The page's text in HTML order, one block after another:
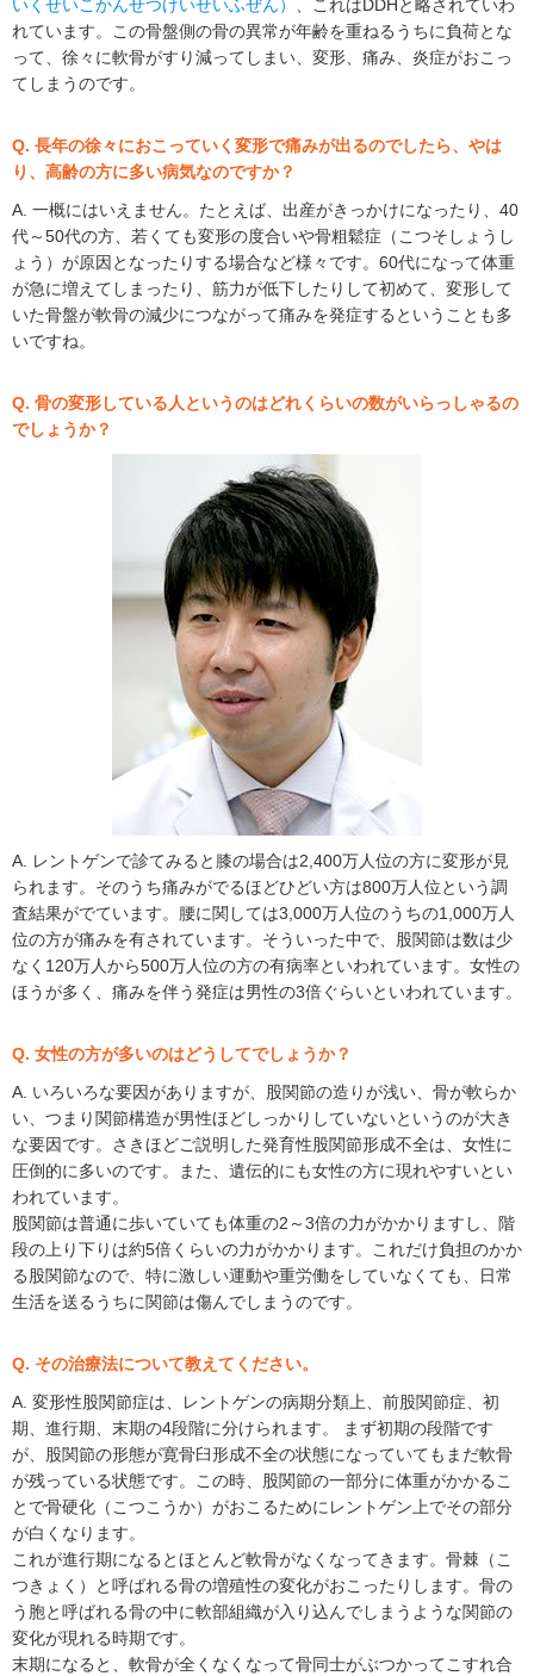
いくせいこかんせつけいせいふぜん）
、これはDDHと略されていわ
れています。この骨盤側の骨の異常が年齢を重ねるうちに負荷とな
って、徐々に軟骨がすり減ってしまい、変形、痛み、炎症がおこっ
てしまうのです。
Q. 長年の徐々におこっていく変形で痛みが出るのでしたら、やは
り、高齢の方に多い病気なのですか？
A. 一概にはいえません。たとえば、出産がきっかけになったり、40
代～50代の方、若くても変形の度合いや骨粗鬆症（こつそしょうし
ょう）が原因となったりする場合など様々です。60代になって体重
が急に増えてしまったり、筋力が低下したりして初めて、変形して
いた骨盤が軟骨の減少につながって痛みを発症するということも多
いですね。
Q. 骨の変形している人というのはどれくらいの数がいらっしゃるの
でしょうか？
A. レントゲンで診てみると膝の場合は2,400万人位の方に変形が見
られます。そのうち痛みがでるほどひどい方は800万人位という調
査結果がでています。腰に関しては3,000万人位のうちの1,000万人
位の方が痛みを有されています。そういった中で、股関節は数は少
なく120万人から500万人位の方の有病率といわれています。女性の
ほうが多く、痛みを伴う発症は男性の3倍ぐらいといわれています。
Q. 女性の方が多いのはどうしてでしょうか？
A. いろいろな要因がありますが、股関節の造りが浅い、骨が軟らか
い、つまり関節構造が男性ほどしっかりしていないというのが大き
な要因です。さきほどご説明した発育性股関節形成不全は、女性に
圧倒的に多いのです。また、遺伝的にも女性の方に現れやすいとい
われています。
股関節は普通に歩いていても体重の2～3倍の力がかかりますし、階
段の上り下りは約5倍くらいの力がかかります。これだけ負担のかか
る股関節なので、特に激しい運動や重労働をしていなくても、日常
生活を送るうちに関節は傷んでしまうのです。
Q. その治療法について教えてください。
A. 変形性股関節症は、レントゲンの病期分類上、前股関節症、初
期、進行期、末期の4段階に分けられます。 まず初期の段階です
が、股関節の形態が寛骨臼形成不全の状態になっていてもまだ軟骨
が残っている状態です。この時、股関節の一部分に体重がかかるこ
とで骨硬化（こつこうか）がおこるためにレントゲン上でその部分
が白くなります。
これが進行期になるとほとんど軟骨がなくなってきます。骨棘（こ
つきょく）と呼ばれる骨の増殖性の変化がおこったりします。骨の
う胞と呼ばれる骨の中に軟部組織が入り込んでしまうような関節の
変化が現れる時期です。
末期になると、軟骨が全くなくなって骨同士がぶつかってこすれ合